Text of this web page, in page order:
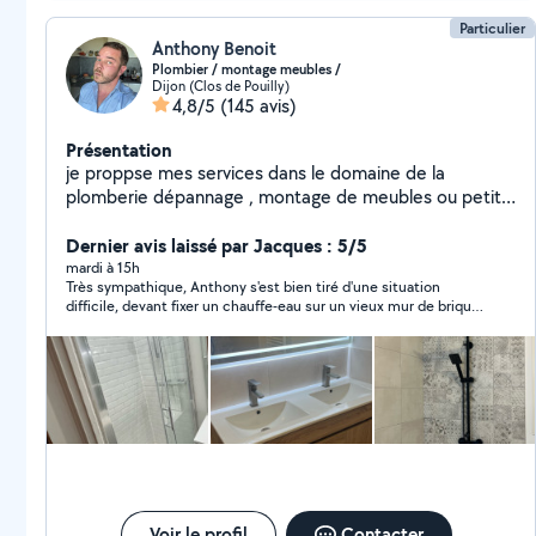
Particulier
Anthony Benoit
Plombier / montage meubles /
Dijon (Clos de Pouilly)
4,8/5 (145 avis)
Présentation
je proppse mes services dans le domaine de la
plomberie dépannage , montage de meubles ou petite
ancien plombier de metier je reste a votre service !
Dernier avis laissé par Jacques : 5/5
mardi à 15h
Très sympathique, Anthony s'est bien tiré d'une situation
difficile, devant fixer un chauffe-eau sur un vieux mur de brique.